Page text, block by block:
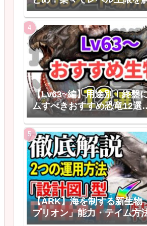
う！
【Lv63~編】用途別！終盤
ムすべきおすすめ恐竜12選
【ARK/ASAゆっくり解説】
【ARK】海を制する新生物
プリオン」能力・テイム方